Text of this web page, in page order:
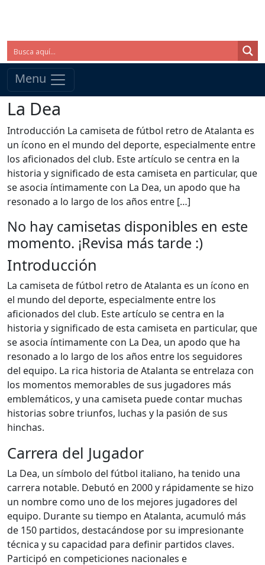
Menu
La Dea
Introducción La camiseta de fútbol retro de Atalanta es
un ícono en el mundo del deporte, especialmente entre
los aficionados del club. Este artículo se centra en la
historia y significado de esta camiseta en particular, que
se asocia íntimamente con La Dea, un apodo que ha
resonado a lo largo de los años entre […]
No hay camisetas disponibles en este
momento. ¡Revisa más tarde :)
Introducción
La camiseta de fútbol retro de Atalanta es un ícono en
el mundo del deporte, especialmente entre los
aficionados del club. Este artículo se centra en la
historia y significado de esta camiseta en particular, que
se asocia íntimamente con La Dea, un apodo que ha
resonado a lo largo de los años entre los seguidores
del equipo. La rica historia de Atalanta se entrelaza con
los momentos memorables de sus jugadores más
emblemáticos, y una camiseta puede contar muchas
historias sobre triunfos, luchas y la pasión de sus
hinchas.
Carrera del Jugador
La Dea, un símbolo del fútbol italiano, ha tenido una
carrera notable. Debutó en 2000 y rápidamente se hizo
un nombre como uno de los mejores jugadores del
equipo. Durante su tiempo en Atalanta, acumuló más
de 150 partidos, destacándose por su impresionante
técnica y su capacidad para definir partidos claves.
Participó en competiciones nacionales e